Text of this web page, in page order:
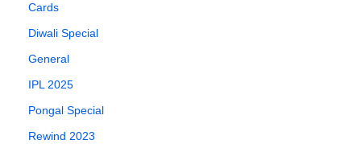
Cards
Diwali Special
General
IPL 2025
Pongal Special
Rewind 2023